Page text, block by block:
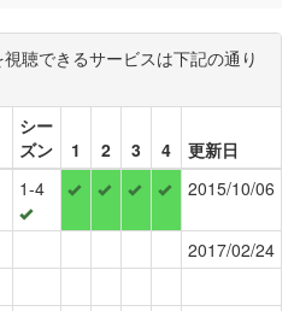
聴できるサービスは下記の通り
シー
ズン
1 2 3 4
更新日
1-4 2015/10/06
2017/02/24